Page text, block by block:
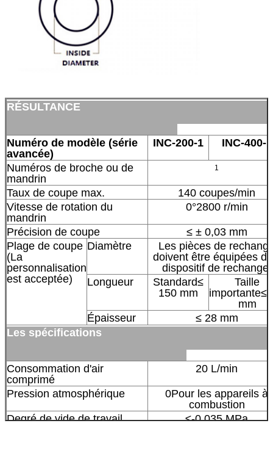
RÉSULTANCE
Numéro de modèle (série
avancée)
INC-200-1 INC-400-1
Numéros de broche ou de
mandrin
1
Taux de coupe max.
140 coupes/min
Vitesse de rotation du
mandrin
0°2800 r/min
Précision de coupe
≤ ± 0,03 mm
Plage de coupe
(La
personnalisation
est acceptée)
Diamètre
Les pièces de
doivent être équipées
dispositif de rechange.
Longueur
Standard≤
150 mm
Taille
mm
Épaisseur
≤ 28 mm
Les spécifications
Consommation d'air
comprimé
20 L/min
Pression atmosphérique
0Pour les appareils à
combustion
Degré de vide de travail
≤-0,035 MPa